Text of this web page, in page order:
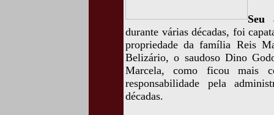
Seu
durante várias décadas, foi
propriedade da família Reis
Belizário, o saudoso Dino
Marcela, como ficou mais
responsabilidade pela
décadas.